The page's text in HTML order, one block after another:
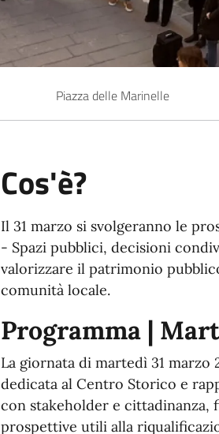
Piazza delle Marinelle
Cos'è?
Il 31 marzo si svolgeranno le
- Spazi pubblici, decisioni
valorizzare il patrimonio
comunità locale.
Programma |
La giornata di martedì 31 marzo
dedicata al Centro Storico e
con stakeholder e cittadinanza,
prospettive utili alla